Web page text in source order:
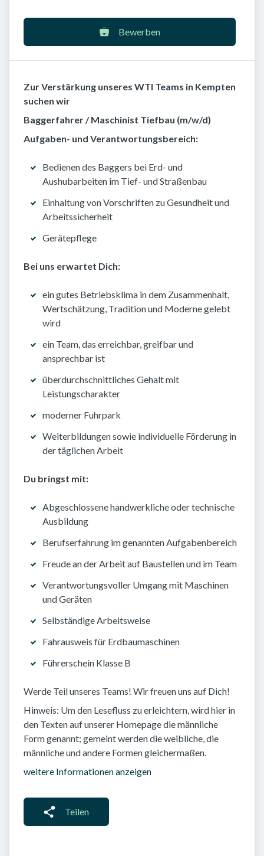
Bewerben
Zur Verstärkung unseres WTI Teams in Kempten
suchen wir
Baggerfahrer / Maschinist Tiefbau (m/w/d)
Aufgaben- und Verantwortungsbereich:
Bedienen des Baggers bei Erd- und
Aushubarbeiten im Tief- und Straßenbau
Einhaltung von Vorschriften zu Gesundheit und
Arbeitssicherheit
Gerätepflege
Bei uns erwartet Dich:
ein gutes Betriebsklima in dem Zusammenhalt,
Wertschätzung, Tradition und Moderne gelebt
wird
ein Team, das erreichbar, greifbar und
ansprechbar ist
überdurchschnittliches Gehalt mit
Leistungscharakter
moderner Fuhrpark
Weiterbildungen sowie individuelle Förderung in
der täglichen Arbeit
Du bringst mit:
Abgeschlossene handwerkliche oder technische
Ausbildung
Berufserfahrung im genannten Aufgabenbereich
Freude an der Arbeit auf Baustellen und im Team
Verantwortungsvoller Umgang mit Maschinen
und Geräten
Selbständige Arbeitsweise
Fahrausweis für Erdbaumaschinen
Führerschein Klasse B
Werde Teil unseres Teams! Wir freuen uns auf Dich!
Hinweis: Um den Lesefluss zu erleichtern, wird hier in
den Texten auf unserer Homepage die männliche
Form genannt; gemeint werden die weibliche, die
männliche und andere Formen gleichermaßen.
weitere Informationen anzeigen
Teilen